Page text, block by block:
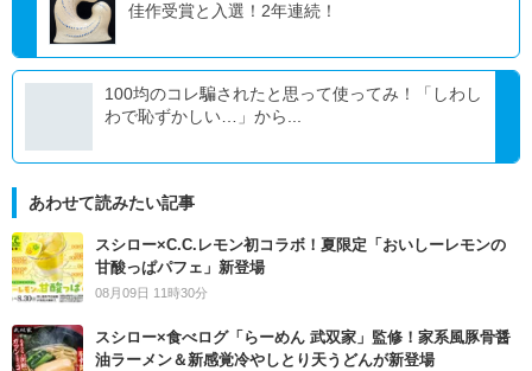
佳作受賞と入選！2年連続！
100均のコレ騙されたと思って使ってみ！「しわし
わで恥ずかしい…」から...
あわせて読みたい記事
スシロー×C.C.レモン初コラボ！夏限定「おいしーレモンの
甘酸っぱパフェ」新登場
08月09日 11時30分
スシロー×食べログ「らーめん 武双家」監修！家系風豚骨醤
油ラーメン＆新感覚冷やしとり天うどんが新登場